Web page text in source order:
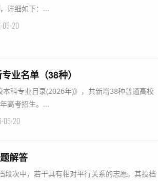
详细如下：...
05-20
业名单（38种）
科专业目录(2026年)》，共新增38种普通高校
高考招生。...
05-20
解答
次中，若干具有相对平行关系的志愿。其投档